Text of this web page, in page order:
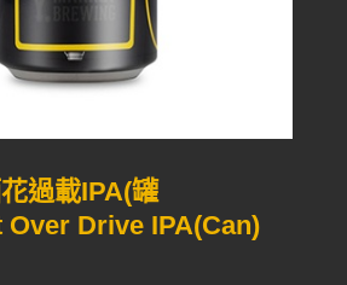
過載IPA(罐
Over Drive IPA(Can)